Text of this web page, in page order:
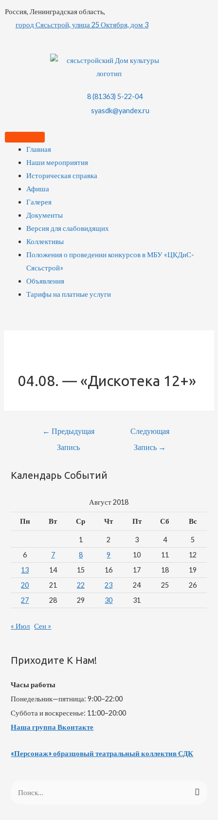
Россия, Ленинградская область,
город Сясьстрой, улица 25 Октября, дом 3
8 (81363) 5-22-04
syasdk@yandex.ru
Главная
Наши мероприятия
Историческая справка
Афиша
Галерея
Документы
Версия для слабовидящих
Коллективы
Положения о проведении конкурсов в МБУ «ЦКДиС-
Сясьстрой»
Объявления
Тарифы на платные услуги
04.08. — «Дискотека 12+»
← Предыдущая
Запись
Следующая
Запись →
Календарь Событий
Август 2018
Пн Вт Ср Чт Пт Сб Вс
1 2 3 4
5
6
7 8 9 10 11
12
13
14 15 16 17 18
19
20
21 22 23 24 25
26
27
28 29 30 31
« Июл Сен »
Приходите К Нам!
Часы работы
Понедельник—пятница: 9:00–22:00
Суббота и воскресенье: 11:00–20:00
Наша группа Вконтакте
«Персонаж» образцовый театральный коллектив СДК